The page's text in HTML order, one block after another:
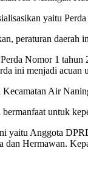
yaitu
peraturan daerah
Nomor 1
ini menjadi
Air
bermanfaat untuk
yaitu Anggota
dan Hermawan.